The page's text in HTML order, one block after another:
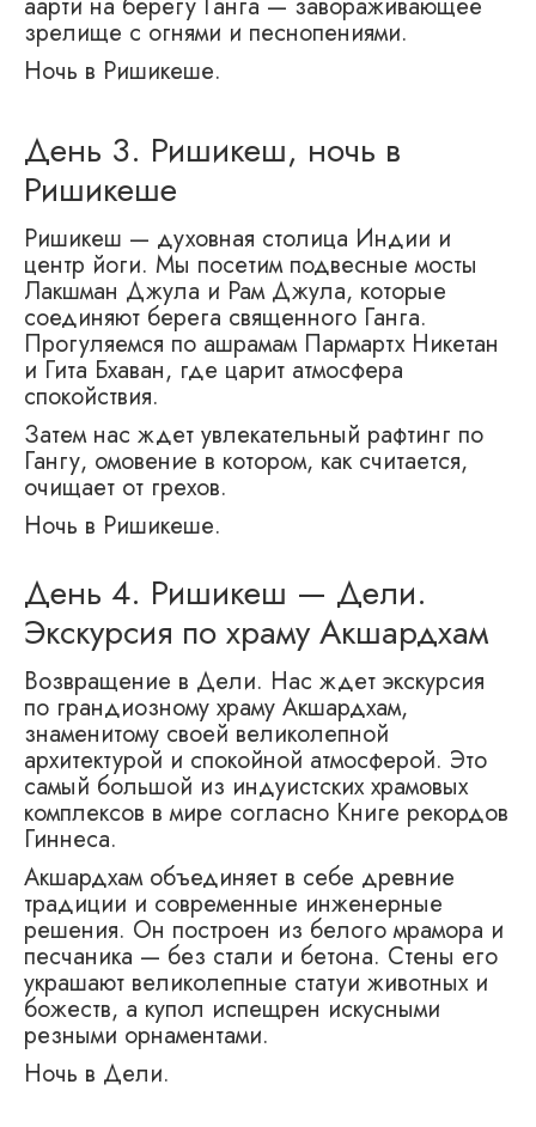
аарти на берегу Ганга — завораживающее
зрелище с огнями и песнопениями.
Ночь в Ришикеше.
День 3. Ришикеш, ночь в
Ришикеше
Ришикеш — духовная столица Индии и
центр йоги. Мы посетим подвесные мосты
Лакшман Джула и Рам Джула, которые
соединяют берега священного Ганга.
Прогуляемся по ашрамам Пармартх Никетан
и Гита Бхаван, где царит атмосфера
спокойствия.
Затем нас ждет увлекательный рафтинг по
Гангу, омовение в котором, как считается,
очищает от грехов.
Ночь в Ришикеше.
День 4. Ришикеш — Дели.
Экскурсия по храму Акшардхам
Возвращение в Дели. Нас ждет экскурсия
по грандиозному храму Акшардхам,
знаменитому своей великолепной
архитектурой и спокойной атмосферой. Это
самый большой из индуистских храмовых
комплексов в мире согласно Книге рекордов
Гиннеса.
Акшардхам объединяет в себе древние
традиции и современные инженерные
решения. Он построен из белого мрамора и
песчаника — без стали и бетона. Стены его
украшают великолепные статуи животных и
божеств, а купол испещрен искусными
резными орнаментами.
Ночь в Дели.